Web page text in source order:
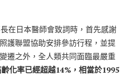
在日本醫師會致詞時，首先感謝
護聯盟協助安排參訪行程，並提
遷之外，全人類共同面臨最嚴重
化率已經超越14%，相當於1995